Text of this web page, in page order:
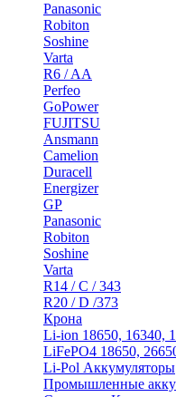
Panasonic
Robiton
Soshine
Varta
R6 / AA
Perfeo
GoPower
FUJITSU
Ansmann
Camelion
Duracell
Energizer
GP
Panasonic
Robiton
Soshine
Varta
R14 / C / 343
R20 / D /373
Крона
Li-ion 18650, 16340,
LiFePO4 18650,
Li-Pol Аккумуляторы
Промышленные